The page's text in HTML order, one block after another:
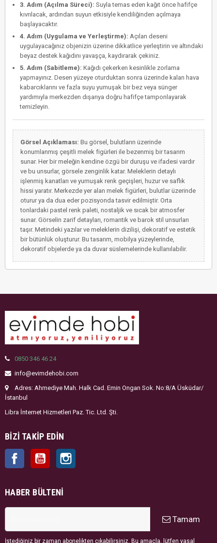
3. Adım (Açılma Süreci): Suyla temas eden kağıt önce hafifçe
kıvrılacak, ardından suyun etkisiyle kendiliğinden açılmaya
başlayacaktır.
4. Adım (Uygulama ve Yerleştirme): Açılan deseni
uygulayacağınız objenizin üzerine dikkatlice yerleştirin ve altındaki
beyaz destek kağıdını yavaşça, kaydırarak çekiniz.
5. Adım (Sabitleme): Kağıdı çekerken kesinlikle zorlama
yapmayınız. Desen yüzeye oturduktan sonra üzerinde kalan hava
kabarcıklarını ve fazla suyu yumuşak bir bez veya sünger
yardımıyla merkezden dışarıya doğru hafifçe tamponlayarak
temizleyin.
Görsel Açıklaması: Bu görsel, bulutların üzerinde
konumlanmış çeşitli melek figürleri ile bezenmiş bir tasarım
sunar. Her bir meleğin kendine özgü bir duruşu ve ifadesi vardır
ve bu unsurlar, görsele zenginlik katar. Meleklerin detaylı
işlenmiş kanatları ve yumuşak renk geçişleri, huzur ve saflık
hissi yaratır. Merkezde yer alan melek figürleri, bulutlar üzerinde
oturur ya da dua eder pozisyonda tasvir edilmiştir. Orta
tonlardaki pastel renk paleti, nostaljik ve sıcak bir atmosfer
sunar. Görselin zarif detayları, romantik ve barok stil unsurları
taşır. Metindeki yazılar ve meleklerin dizilişi, dekoratif ve estetik
bir bütünlük oluşturur. Bu tasarım, mobilya yüzeylerinde,
dekoratif objelerde ya da duvar süslemelerinde kullanılabilir.
0850 346 46 24
info@evimdehobi.com
Adres: Ahmediye Mah. Halk Cad. Emin Ongan Sok. No:8/A Üsküdar/
İstanbul
Libra İnternet Hizmetleri Paz. Tic. Ltd. Şti.
BIZI TAKIP EDIN
Facebook YouTube
HABER BÜLTENI
Tamam
İstediğiniz bir zaman abonelikten çıkabilirsiniz. Bu amaçla, lütfen yasal